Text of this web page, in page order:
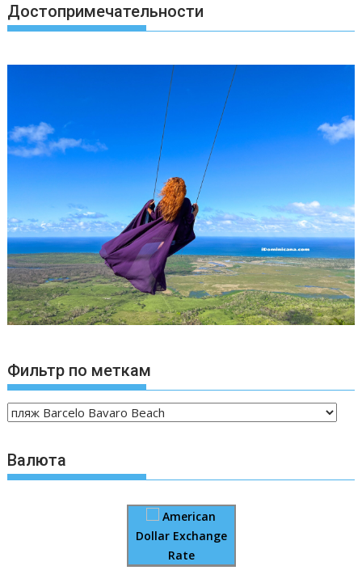
Достопримечательности
Фильтр по меткам
Валюта
American
Dollar Exchange
Rate